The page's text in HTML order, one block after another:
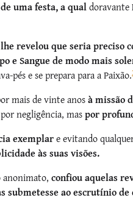
uma festa, a qualdoravante
revelou que seria preciso
e Sangue de modo mais
pés e se prepara para a Paixão.
mais de vinte anosà missão
negligência, maspor
exemplare evitando
às suas visões.
anonimato, confiou aquelas
submetesse ao escrutínio